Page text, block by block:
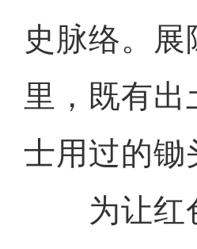
史脉络。
里，既有
士用过的
为让红色